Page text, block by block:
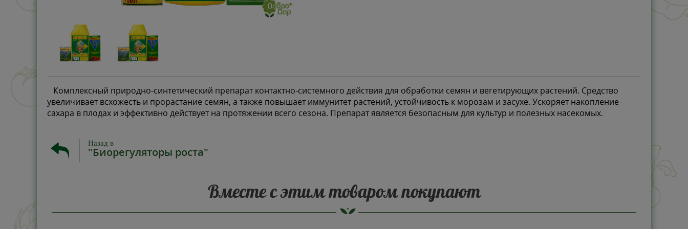
Комплексный природно-синтетический препарат контактно-системного действия для обработки семян и вегетирующих растений. Средство
увеличивает всхожесть и прорастание семян, а также повышает иммунитет растений, устойчивость к морозам и засухе. Ускоряет накопление
сахара в плодах и эффективно действует на протяжении всего сезона. Препарат является безопасным для культур и полезных насекомых.
Назад в
"Биорегуляторы роста"
Вместе с этим товаром покупают